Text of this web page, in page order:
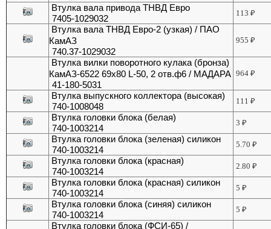
Втулка вала привода ТНВД Евро
7405-1029032
113₽
Втулка вала ТНВД Евро-2 (узкая) / ПАО
КамАЗ
740.37-1029032
955₽
Втулка вилки поворотного кулака (бронза)
КамАЗ-6522 69х80 L-50, 2 отв.ф6 / МАДАРА
41-180-5031
964₽
Втулка выпускного коллектора (высокая)
740-1008048
111₽
Втулка головки блока (белая)
740-1003214
3₽
Втулка головки блока (зеленая) силикон
740-1003214
5.70₽
Втулка головки блока (красная)
740-1003214
2.80₽
Втулка головки блока (красная) силикон
740-1003214
5₽
Втулка головки блока (синяя) силикон
740-1003214
5₽
Втулка головки блока (ФСИ-65) /